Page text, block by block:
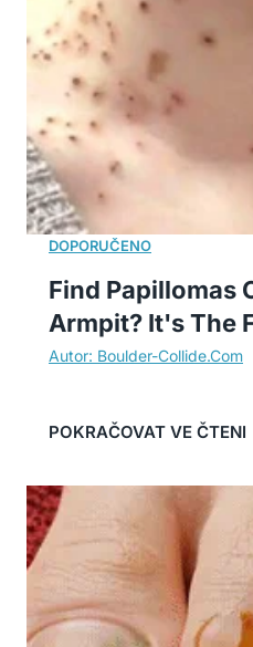
Find Papillomas
Armpit? It's The